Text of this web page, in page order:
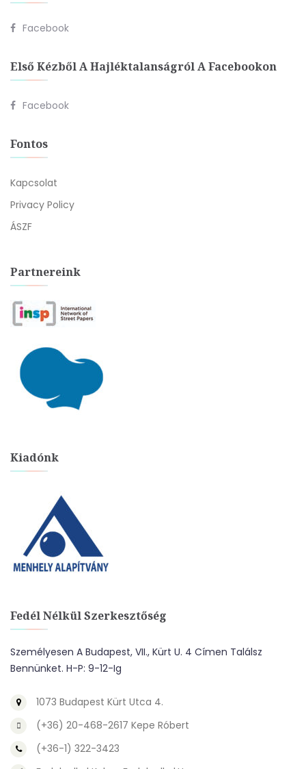
Facebook
Első Kézből A Hajléktalanságról A Facebookon
Facebook
Fontos
Kapcsolat
Privacy Policy
ÁSZF
Partnereink
Kiadónk
Fedél Nélkül Szerkesztőség
Személyesen A Budapest, VII., Kürt U. 4 Címen Találsz
Bennünket. H-P: 9-12-Ig
1073 Budapest Kürt Utca 4.
(+36) 20-468-2617 Kepe Róbert
(+36-1) 322-3423